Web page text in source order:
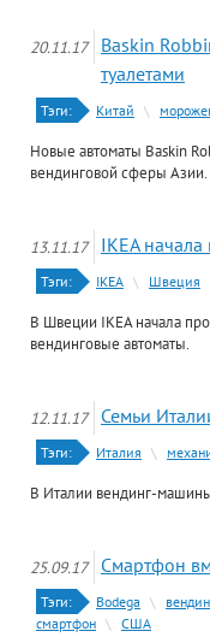
20.11.17
Baskin
туалетами
Тэги: Китай \
Новые автоматы Baskin
вендинговой сферы Азии.
13.11.17 IKEA
Тэги: IKEA \ Швеция
В Швеции IKEA начала
вендинговые автоматы.
12.11.17 Семьи
Тэги: Италия \
В Италии вендинг-
25.09.17 Смартфон
Тэги: Bodega \
смартфон \ США